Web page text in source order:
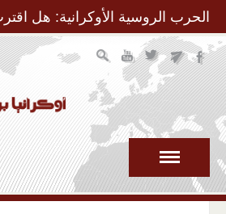
to Navigation
الحرب الروسية الأوكرانية: هل